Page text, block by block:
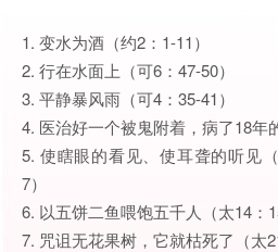
1. 变水为酒（约2：1-11）
2. 行在水面上（可6：47-50）
3. 平静暴风雨（可4：35-41）
4. 医治好一个被鬼附着，病了18年
5. 使瞎眼的看见、使耳聋的听见
7）
6. 以五饼二鱼喂饱五千人（太14：
7. 咒诅无花果树，它就枯死了（太